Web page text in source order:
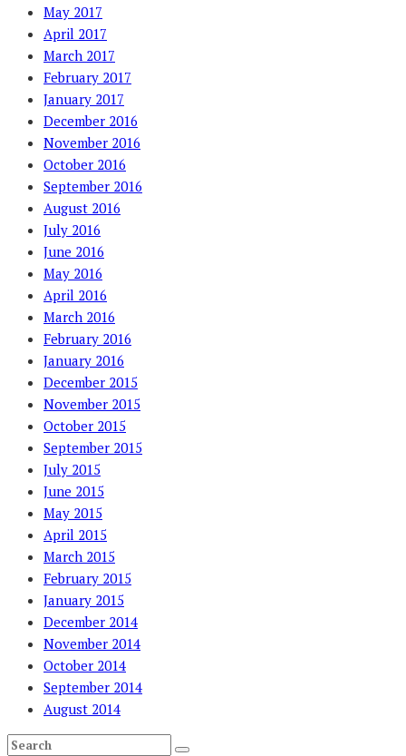
May 2017
April 2017
March 2017
February 2017
January 2017
December 2016
November 2016
October 2016
September 2016
August 2016
July 2016
June 2016
May 2016
April 2016
March 2016
February 2016
January 2016
December 2015
November 2015
October 2015
September 2015
July 2015
June 2015
May 2015
April 2015
March 2015
February 2015
January 2015
December 2014
November 2014
October 2014
September 2014
August 2014